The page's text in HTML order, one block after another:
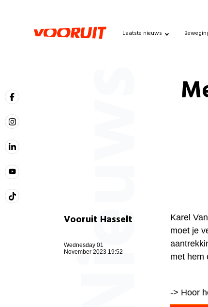
Laatste nieuws
Nieuws
Vooruit Hasselt
Wednesday 01
November 2023 19:52
Karel
moet je
met hem
-> Hoor